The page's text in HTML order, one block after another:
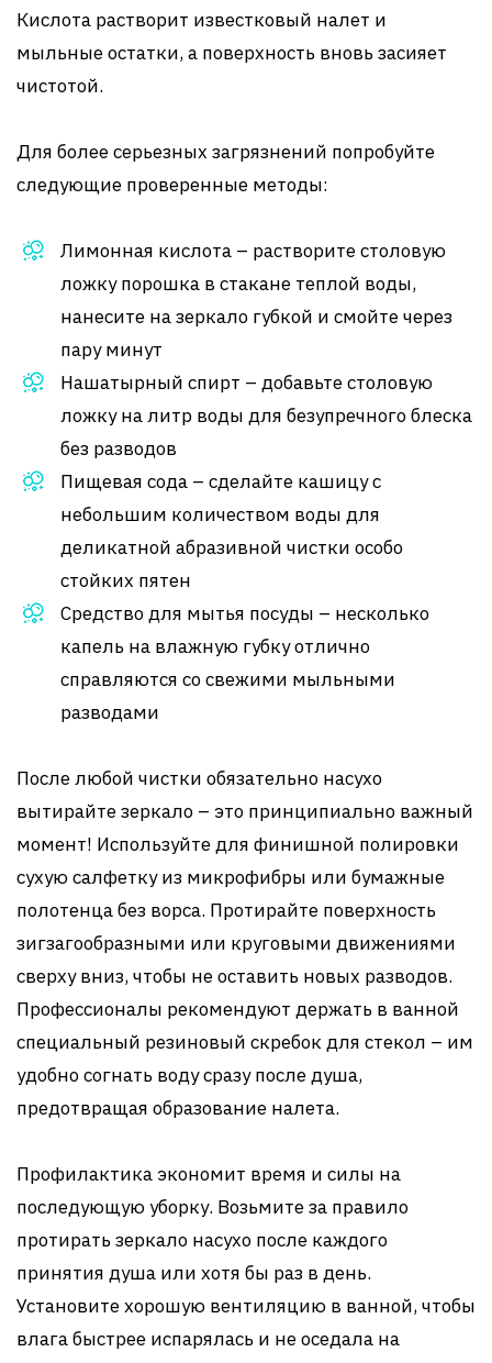
Кислота растворит известковый налет и
мыльные остатки, а поверхность вновь засияет
чистотой.
Для более серьезных загрязнений попробуйте
следующие проверенные методы:
Лимонная кислота – растворите столовую
ложку порошка в стакане теплой воды,
нанесите на зеркало губкой и смойте через
пару минут
Нашатырный спирт – добавьте столовую
ложку на литр воды для безупречного блеска
без разводов
Пищевая сода – сделайте кашицу с
небольшим количеством воды для
деликатной абразивной чистки особо
стойких пятен
Средство для мытья посуды – несколько
капель на влажную губку отлично
справляются со свежими мыльными
разводами
После любой чистки обязательно насухо
вытирайте зеркало – это принципиально важный
момент! Используйте для финишной полировки
сухую салфетку из микрофибры или бумажные
полотенца без ворса. Протирайте поверхность
зигзагообразными или круговыми движениями
сверху вниз, чтобы не оставить новых разводов.
Профессионалы рекомендуют держать в ванной
специальный резиновый скребок для стекол – им
удобно согнать воду сразу после душа,
предотвращая образование налета.
Профилактика экономит время и силы на
последующую уборку. Возьмите за правило
протирать зеркало насухо после каждого
принятия душа или хотя бы раз в день.
Установите хорошую вентиляцию в ванной, чтобы
влага быстрее испарялась и не оседала на